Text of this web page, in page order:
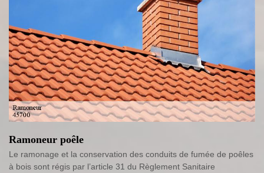
Ramoneur poêle
Le ramonage et la conservation des conduits de fumée de poêles
à bois sont régis par l’article 31 du Règlement Sanitaire